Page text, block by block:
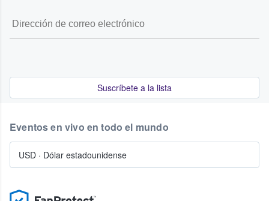
Suscríbete a la lista
Eventos en vivo en todo el mundo
USD · Dólar estadounidense